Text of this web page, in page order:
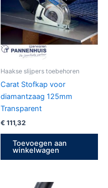
Haakse slijpers toebehoren
Carat Stofkap voor
diamantzaag 125mm
Transparent
€ 111,32
Toevoegen aan
winkelwagen